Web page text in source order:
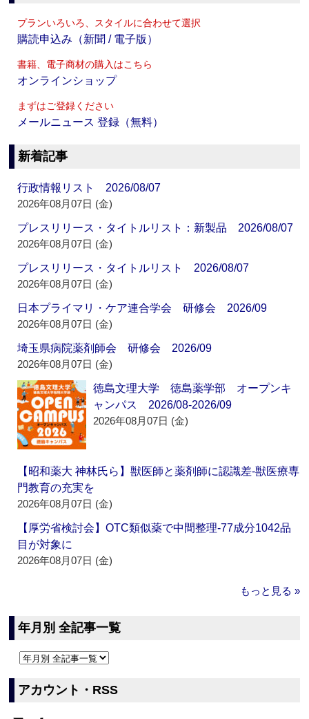
プランいろいろ、スタイルに合わせて選択
購読申込み（新聞 / 電子版）
書籍、電子商材の購入はこちら
オンラインショップ
まずはご登録ください
メールニュース 登録（無料）
新着記事
行政情報リスト 2026/08/07
2026年08月07日 (金)
プレスリリース・タイトルリスト：新製品 2026/08/07
2026年08月07日 (金)
プレスリリース・タイトルリスト 2026/08/07
2026年08月07日 (金)
日本プライマリ・ケア連合学会 研修会 2026/09
2026年08月07日 (金)
埼玉県病院薬剤師会 研修会 2026/09
2026年08月07日 (金)
徳島文理大学 徳島薬学部 オープンキ
ャンパス 2026/08-2026/09
2026年08月07日 (金)
【昭和薬大 神林氏ら】獣医師と薬剤師に認識差‐獣医療専
門教育の充実を
2026年08月07日 (金)
【厚労省検討会】OTC類似薬で中間整理‐77成分1042品
目が対象に
2026年08月07日 (金)
もっと見る »
年月別 全記事一覧
アカウント・RSS